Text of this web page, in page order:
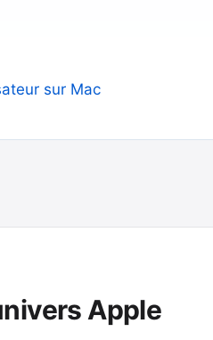
sur Mac
Apple